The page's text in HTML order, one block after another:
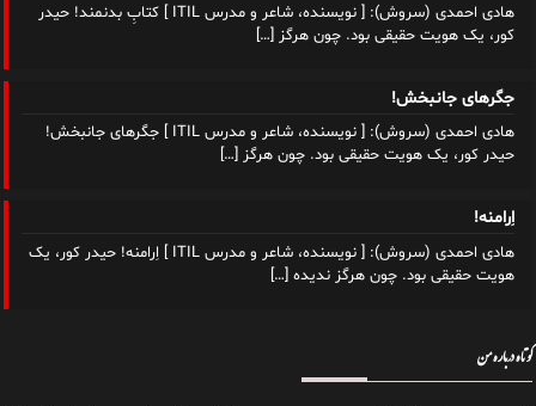
هادی احمدی (سروش): [ نویسنده، شاعر و مدرس ITIL ] کتابِ بدنمند! حیدر
کور، یک هویت حقیقی بود. چون هرگز […]
جگرهای جانبخش!
هادی احمدی (سروش): [ نویسنده، شاعر و مدرس ITIL ] جگرهای جانبخش!
حیدر کور، یک هویت حقیقی بود. چون هرگز […]
اِرامنه!
هادی احمدی (سروش): [ نویسنده، شاعر و مدرس ITIL ] اِرامنه! حیدر کور، یک
هویت حقیقی بود. چون هرگز ندیده […]
کوتاه درباره من